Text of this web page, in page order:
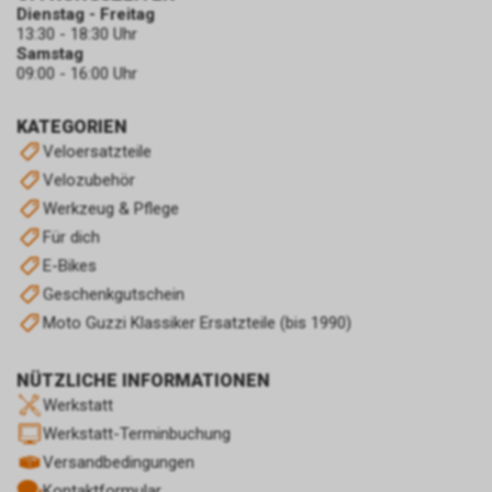
KATEGORIEN
Veloersatzteile
Velozubehör
Werkzeug & Pflege
Für dich
E-Bikes
Geschenkgutschein
Moto Guzzi Klassiker Ersatzteile (bis 1990)
NÜTZLICHE INFORMATIONEN
Werkstatt
Werkstatt-Terminbuchung
Versandbedingungen
Dienstag - Freitag
13:30 - 18:30 Uhr
Samstag
09:00 - 16:00 Uhr